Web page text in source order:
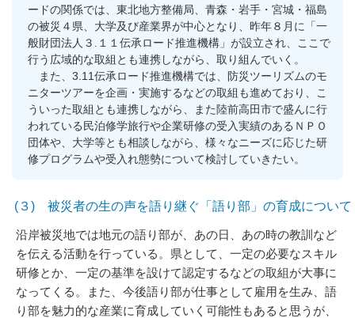
ードの関係では、東北地方整備局、青森・岩手・宮城・福島
の被災４県、大学及び産業界が中心となり、昨年８月に「一
般財団法人３.１１伝承ロード推進機構」が設立され、ここで
行う広域的な取組とも連携しながら、取り組んでいく。
また、3.11伝承ロード推進機構では、防災ツーリズムのモ
ニターツアーを企画・実施するなどの取組も進めており、こ
ういった取組とも連携しながら、また陸前高田市で盛んに行
われている民泊修学旅行や企業研修の受入実績のあるＮＰＯ
団体や、大学等とも相談しながら、様々なニーズに応じた研
修プログラムや受入れ態勢について検討していきたい。
(３) 被災者の生の声を語り継ぐ「語り部」の育成について
沿岸被災地では地元の語り部が、あの日、あの時の教訓など
を伝える活動を行っている。県として、一定の必要なスキル
研修とか、一定の基準を設けて認定するなどの取組が大事に
なってくる。また、今後語り部が仕事として雇用を生み、語
り部を魅力的な産業に育成していく可能性もあると思うが、